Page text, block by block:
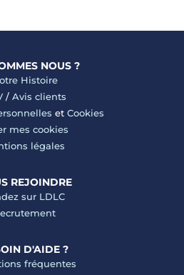
NOUS ?
Histoire
/ Avis clients
et Cookies
mes cookies
légales
REJOINDRE
sur LDLC
D'AIDE ?
fréquentes